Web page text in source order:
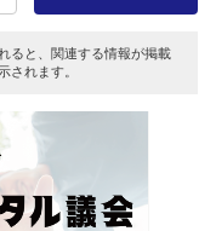
ると、関連する情報が掲載
されます。